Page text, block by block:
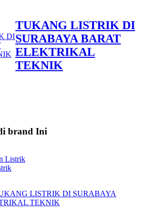
TUKANG LISTRIK DI
SURABAYA BARAT
ELEKTRIKAL
TEKNIK
brand Ini
Listrik
LISTRIK DI SURABAYA
TEKNIK